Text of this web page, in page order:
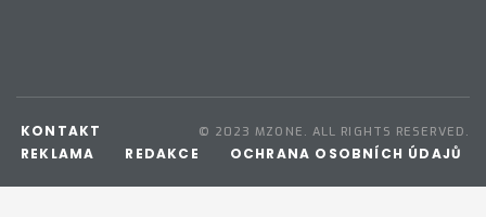
© 2023 MZONE. ALL RIGHTS RESERVED.
KONTAKT
REKLAMA
REDAKCE OCHRANA OSOBNÍCH ÚDAJŮ